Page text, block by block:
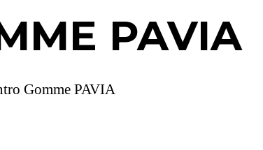
PAVIA
Gomme PAVIA